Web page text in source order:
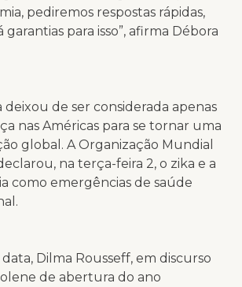
pediremos respostas rápidas,
garantias para isso”, afirma Débora
deixou de ser considerada apenas
nas Américas para se tornar uma
global. A Organização Mundial
na terça-feira 2, o zika e a
como emergências de saúde
Dilma Rousseff, em discurso
de abertura do ano